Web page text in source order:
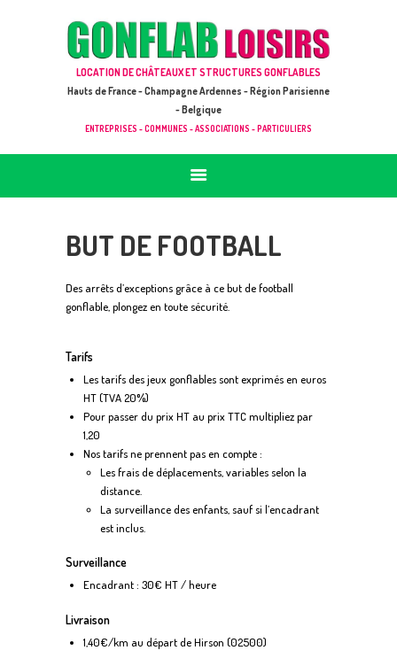
LOCATION DE CHÂTEAUX ET STRUCTURES GONFLABLES
Hauts de France - Champagne Ardennes - Région Parisienne
- Belgique
ENTREPRISES - COMMUNES - ASSOCIATIONS - PARTICULIERS
GONFLAB LOISIRS
ACCUEIL
JEUX À LOUER & PRESTATIONS
CATALOGUE / TARIF
DEMANDE DE DEVIS (SOUS 24H)
BUT DE FOOTBALL
Des arrêts d’exceptions grâce à ce but de football
gonflable, plongez en toute sécurité.
Tarifs
Les tarifs des jeux gonflables sont exprimés en euros
HT (TVA 20%)
Pour passer du prix HT au prix TTC multipliez par
1,20
Nos tarifs ne prennent pas en compte :
Les frais de déplacements, variables selon la
distance.
La surveillance des enfants, sauf si l’encadrant
est inclus.
Surveillance
Encadrant : 30€ HT / heure
Livraison
1,40€/km au départ de Hirson (02500)